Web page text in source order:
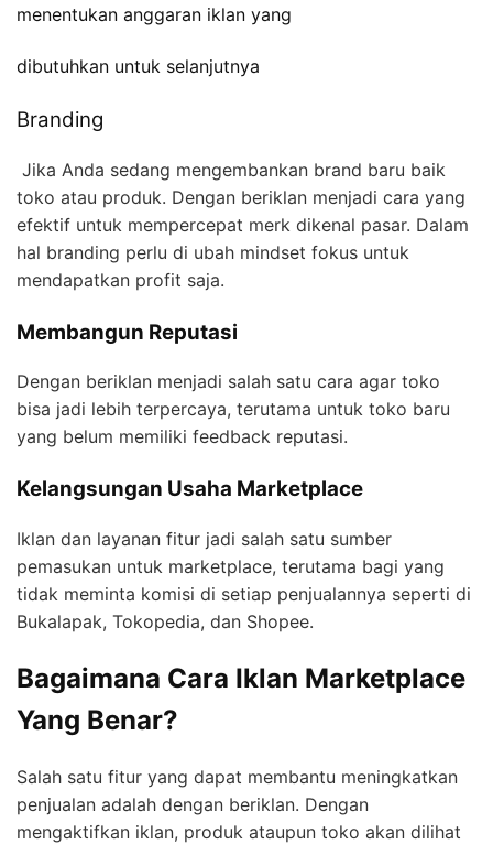
menentukan anggaran iklan yang
dibutuhkan untuk selanjutnya
Branding
Jika Anda sedang mengembankan brand baru baik
toko atau produk. Dengan beriklan menjadi cara yang
efektif untuk mempercepat merk dikenal pasar. Dalam
hal branding perlu di ubah mindset fokus untuk
mendapatkan profit saja.
Membangun Reputasi
Dengan beriklan menjadi salah satu cara agar toko
bisa jadi lebih terpercaya, terutama untuk toko baru
yang belum memiliki feedback reputasi.
Kelangsungan Usaha Marketplace
Iklan dan layanan fitur jadi salah satu sumber
pemasukan untuk marketplace, terutama bagi yang
tidak meminta komisi di setiap penjualannya seperti di
Bukalapak, Tokopedia, dan Shopee.
Bagaimana Cara Iklan Marketplace
Yang Benar?
Salah satu fitur yang dapat membantu meningkatkan
penjualan adalah dengan beriklan. Dengan
mengaktifkan iklan, produk ataupun toko akan dilihat